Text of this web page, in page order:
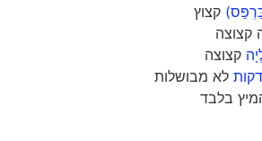
קצוץ
קצוצה
לא מבושלות
בלבד